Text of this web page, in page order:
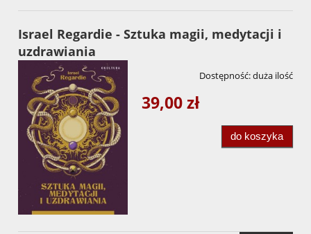
Israel Regardie - Sztuka magii, medytacji i
uzdrawiania
Dostępność:duża ilość
39,00 zł
do koszyka